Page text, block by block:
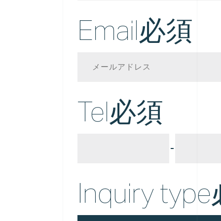
Email必須
Tel必須
Inquiry type